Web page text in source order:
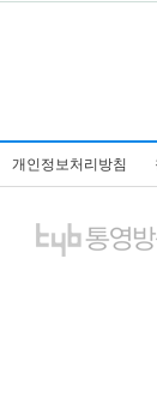
개인정보처리방침